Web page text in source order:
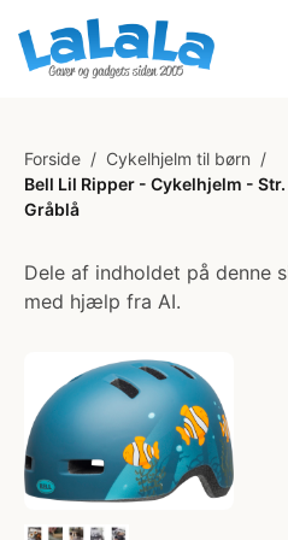
Forside / Cykelhjelm til børn /
Bell Lil Ripper - Cykelhjelm -
Gråblå
Dele af indholdet på denne
med hjælp fra AI.